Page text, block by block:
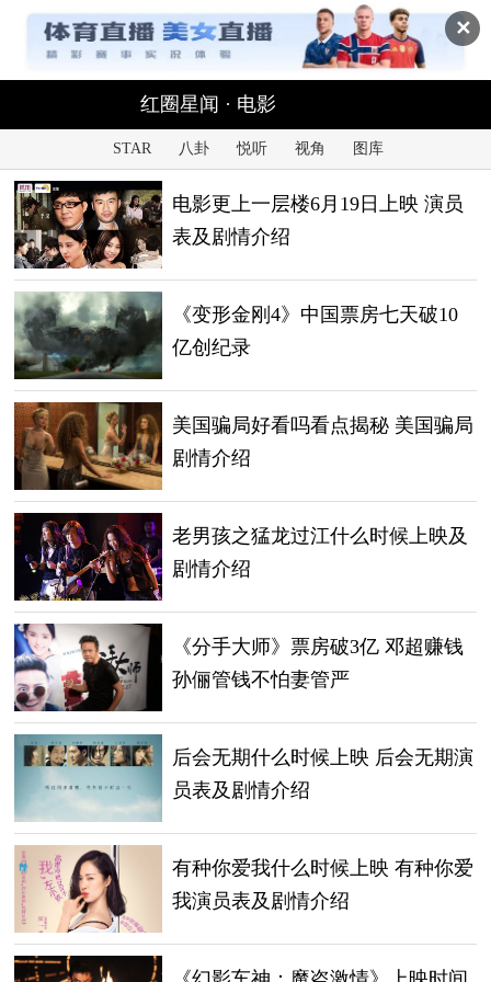
✕
红圈星闻 · 电影
STAR 八卦 悦听 视角 图库
电影更上一层楼6月19日上映 演员
表及剧情介绍
《变形金刚4》中国票房七天破10
亿创纪录
美国骗局好看吗看点揭秘 美国骗局
剧情介绍
老男孩之猛龙过江什么时候上映及
剧情介绍
《分手大师》票房破3亿 邓超赚钱
孙俪管钱不怕妻管严
后会无期什么时候上映 后会无期演
员表及剧情介绍
有种你爱我什么时候上映 有种你爱
我演员表及剧情介绍